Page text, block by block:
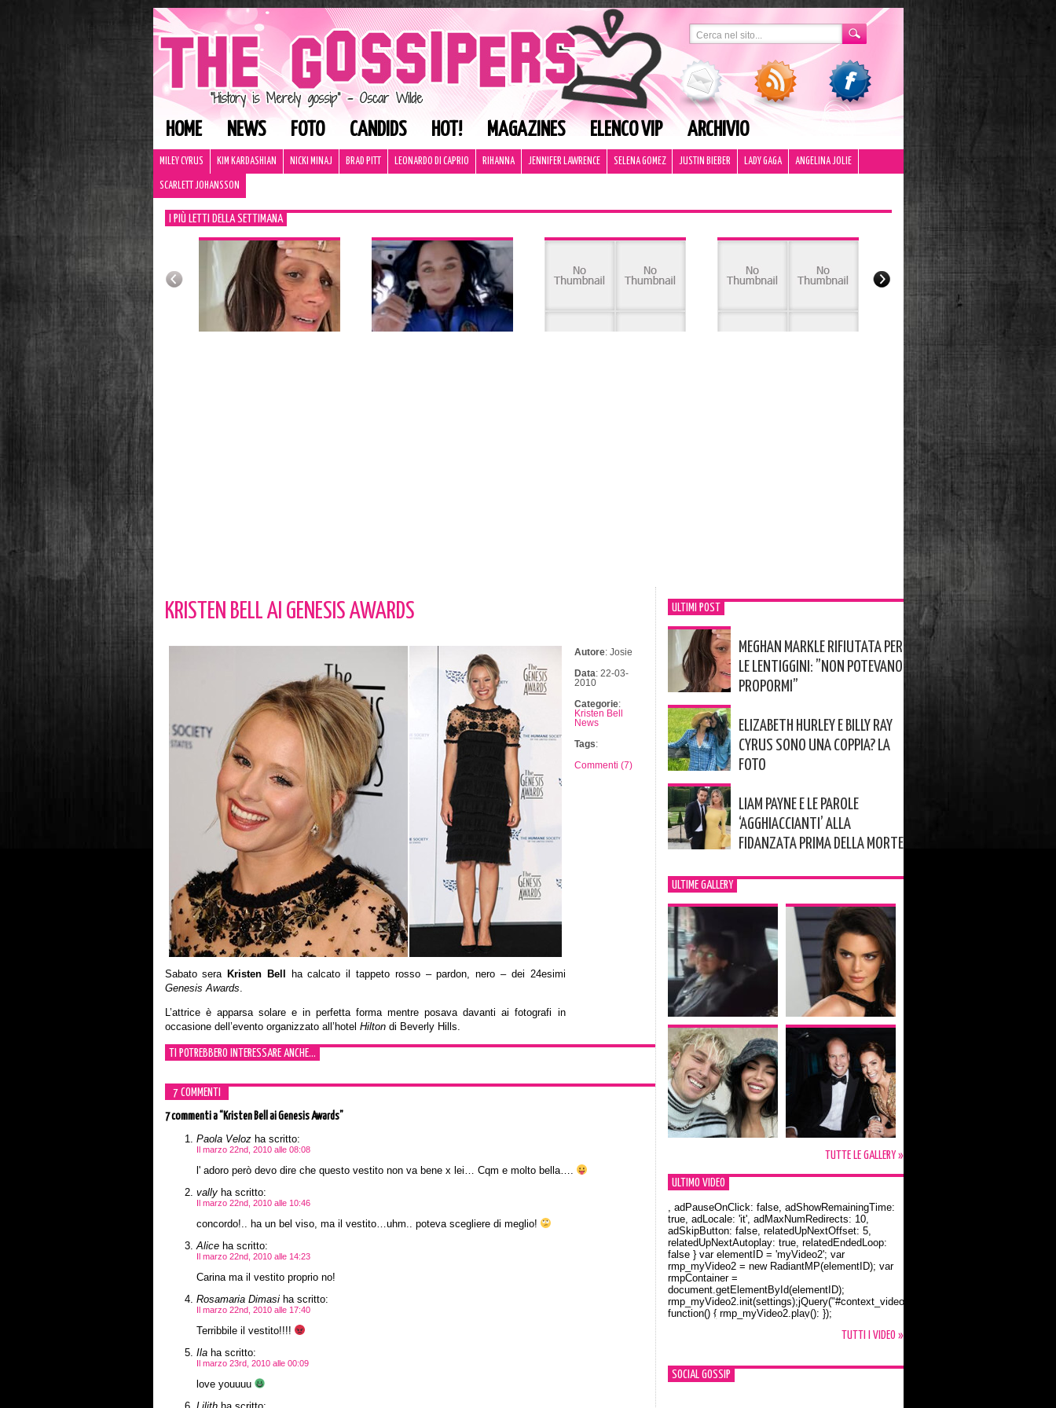
HOME NEWS FOTO CANDIDS HOT! MAGAZINES ELENCO VIP ARCHIVIO
MILEY CYRUS KIM KARDASHIAN NICKI MINAJ BRAD PITT LEONARDO DI CAPRIO RIHANNA JENNIFER LAWRENCE SELENA GOMEZ JUSTIN BIEBER LADY GAGA ANGELINA JOLIE
SCARLETT JOHANSSON
I PIÙ LETTI DELLA SETTIMANA
KRISTEN BELL AI GENESIS AWARDS
Sabato sera Kristen Bell
ha calcato il tappeto rosso – pardon, nero – dei 24esimi
Genesis Awards.
L’attrice è apparsa solare e in perfetta forma mentre posava davanti ai fotografi in
occasione dell’evento organizzato all’hotel Hiltondi Beverly Hills.
Autore: Josie
Data: 22-03-
2010
Categorie:
Kristen Bell
News
Tags:
Commenti (7)
TI POTREBBERO INTERESSARE ANCHE...
7 COMMENTI
7 commentia “Kristen Bell ai Genesis Awards”
Paola Velozha scritto:
Il marzo 22nd, 2010 alle 08:08
l' adoro però devo dire che questo vestito non va bene x lei… Cqm e molto bella….
vallyha scritto:
Il marzo 22nd, 2010 alle 10:46
concordo!.. ha un bel viso, ma il vestito…uhm.. poteva scegliere di meglio!
Aliceha scritto:
Il marzo 22nd, 2010 alle 14:23
Carina ma il vestito proprio no!
Rosamaria Dimasiha scritto:
Il marzo 22nd, 2010 alle 17:40
Terribbile il vestito!!!!
Ilaha scritto:
Il marzo 23rd, 2010 alle 00:09
love youuuu
ULTIMI POST
MEGHAN MARKLE RIFIUTATA PER
LE LENTIGGINI: ”NON POTEVANO
PROPORMI”
ELIZABETH HURLEY E BILLY RAY
CYRUS SONO UNA COPPIA? LA
FOTO
LIAM PAYNE E LE PAROLE
‘AGGHIACCIANTI’ ALLA
FIDANZATA PRIMA DELLA MORTE
ULTIME GALLERY
TUTTE LE GALLERY »
ULTIMO VIDEO
Orlando Bloom e la t-shirt dedicata a Flynn
, adPauseOnClick: false, adShowRemainingTime:
true, adLocale: 'it', adMaxNumRedirects: 10,
adSkipButton: false, relatedUpNextOffset: 5,
relatedUpNextAutoplay: true, relatedEndedLoop:
false } var elementID = 'myVideo2'; var
rmp_myVideo2 = new RadiantMP(elementID); var
rmpContainer =
document.getElementById(elementID);
rmp_myVideo2.init(settings);jQuery("#context_video2").one("mouseover",
function() { rmp_myVideo2.play(); });
TUTTI I VIDEO »
SOCIAL GOSSIP